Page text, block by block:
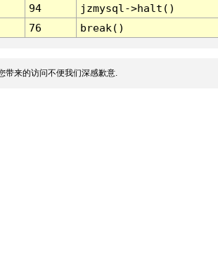
94
jzmysql->halt()
76 break()
带来的访问不便我们深感歉意.